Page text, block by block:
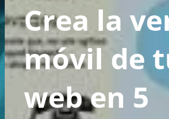
Crea la
móvil de
web en 5